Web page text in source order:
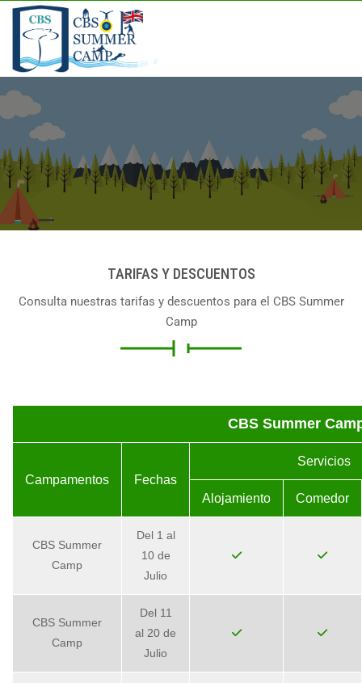
TARIFAS Y DESCUENTOS
Consulta nuestras tarifas y descuentos para el CBS Summer
Camp
CBS Summer
Campamentos Fechas
Servicios
Alojamiento Comedor
CBS Summer
Camp
Del 1 al
10 de
Julio
CBS Summer
Camp
Del 11
al 20 de
Julio